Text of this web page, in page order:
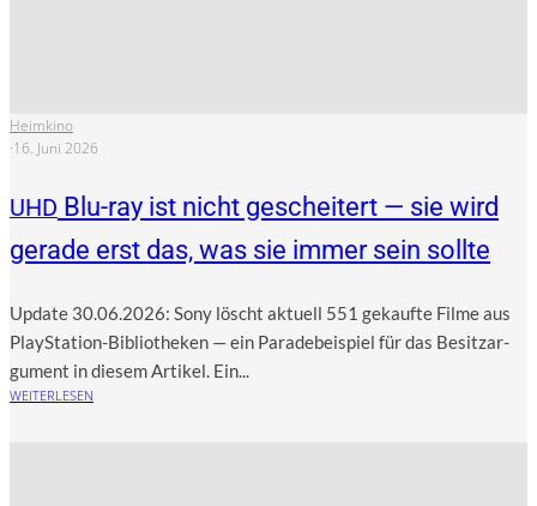
Heimkino
·16. Juni 2026
UHD Blu-ray ist nicht gescheitert — sie wird
gerade erst das, was sie immer sein sollte
Update 30.06.2026: Sony löscht aktu­ell 551 gekauf­te Fil­me aus
Play­Sta­ti­on-Biblio­the­ken — ein Para­de­bei­spiel für das Besitz­ar­
gu­ment in die­sem Artikel. Ein...
WEITERLESEN